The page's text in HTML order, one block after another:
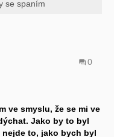
se spaním
0
ve smyslu, že se mi ve
Jako by to byl
nejde to, jako bych byl